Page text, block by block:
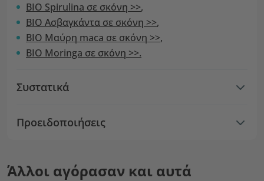
ΒΙΟ Spirulina σε σκόνη >>,
ΒΙΟ Ασβαγκάντα σε σκόνη >>,
ΒΙΟ Μαύρη maca σε σκόνη >>,
ΒΙΟ Moringa σε σκόνη >>.
Συστατικά
Προειδοποιήσεις
Άλλοι αγόρασαν και αυτά